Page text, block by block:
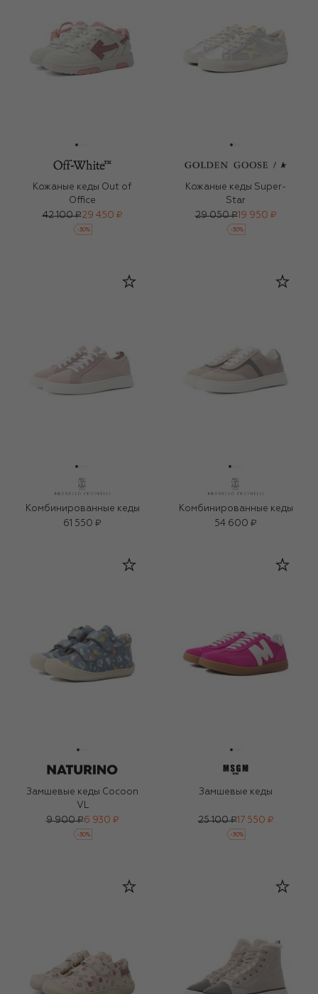
Кожаные кеды Out of
Office
42 100 ₽29 450 ₽
-30%
Кожаные кеды Super-
Star
29 050 ₽19 950 ₽
-30%
Комбинированные кеды
61 550 ₽
Комбинированные кеды
54 600 ₽
Замшевые кеды Cocoon
VL
9 900 ₽6 930 ₽
-30%
Замшевые кеды
25 100 ₽17 550 ₽
-30%